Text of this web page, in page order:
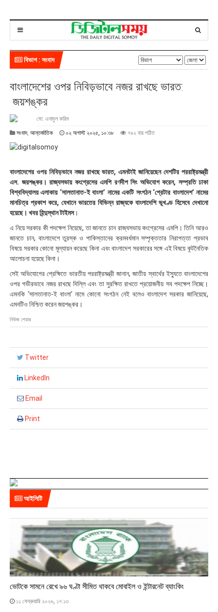
বিভাগ : সংবাদ
বাংলাদেশের ওপর নিবিড়ভাবে নজর রাখছে ভারত:
জয়শঙ্কর
মো. এনামুল করিম
সংবাদ, আন্তর্জাতিক ০২ অগাস্ট ২০২৫, ১০:৩৮
২
০
২
৫
০
:
৩
৭৯২ বার পঠিত
বাংলাদেশের ওপর নিবিড়ভাবে নজর রাখছে ভারত, এমনটাই জানিয়েছেন দেশটির পররাষ্ট্রমন্ত্রী
এস. জয়শঙ্কর। রাজ্যসভায় কংগ্রেসের এমপি রণদীপ সিং অভিযোগ করেন, সম্প্রতি ঢাকা
বিশ্ববিদ্যালয় এলাকায় ‘সালতানাত-ই বাংলা’ নামের একটি সংগঠন ‘গ্রেটার বাংলাদেশ’ নামের
মানচিত্র প্রকাশ করে, যেখানে ভারতের বিভিন্ন রাজ্যকে বাংলাদেশি ভূখণ্ড হিসেবে দেখানো
হয়েছে। খবর হিন্দুস্থান টাইমস।
এ নিয়ে সরকার কী পদক্ষেপ নিয়েছে, তা জানতে চান রাজ্যসভায় কংগ্রেসের এমপি। তিনি আরও
জানতে চান, বাংলাদেশে তুরস্ক ও পাকিস্তানের ক্রমবর্ধমান সম্পৃক্ততার নিরাপত্তা প্রভাব
বিষয়ে সরকার কোনো মূল্যায়ন করেছে কিনা এবং বাংলাদেশ সরকারের সঙ্গে এই বিষয়ে কূটনৈতিক
আলোচনা হয়েছে কিনা।
সেই অভিযোগের প্রেক্ষিতে ভারতীয় পররাষ্ট্রমন্ত্রী জানান, জাতীয় স্বার্থের ইস্যুতে বাংলাদেশের
ওপর গভীরভাবে নজর রাখছে দিল্লি এবং তা সুরক্ষিত রাখতে প্রয়োজনীয় সব পদক্ষেপ নিচ্ছে।
এমনকি ‘সালতানাত-ই বাংলা’ নামে কোনো সংগঠন নেই বলেও বাংলাদেশ সরকার জানিয়েছে,
এমনটিও নিশ্চিত করেন জয়শঙ্কর।
নিউজ শেয়ার
Twitter
LinkedIn
Email
Print
আইসিটি
ভোটকে সামনে রেখে ৯৬ ঘণ্টা সীমিত থাকবে মোবাইল ও ইন্টারনেট ব্যাংকিং
১১ ফেব্রুয়ারি ২০২৬, ১৭:১৩